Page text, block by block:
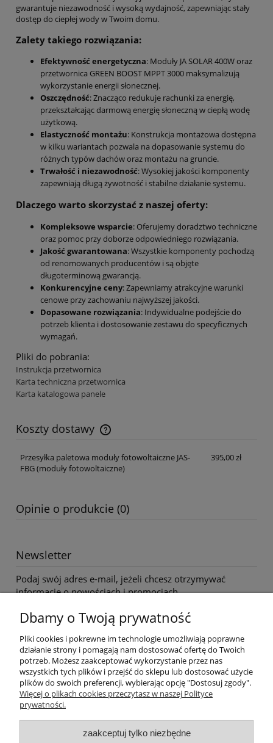
gwarantuje niezawodność i wysoką wydajność, zapewniając stały
dostęp do ciepłej wody w Twoim domu.
Zalety takiego rozwiązania:
Efektywność energetyczna: Moduły JA SOLAR 400W oraz
przetwornica GREEN BOOST MPPT 3000 maksymalizują
wykorzystanie energii słonecznej.
Oszczędność: Znacząco redukuje rachunki za energię,
przekształcając darmową energię słoneczną w ciepłą wodę
użytkową.
Elastyczność montażu: Konstrukcja montażowa dostępna
w kilku wariantach pozwala na dopasowanie systemu do
różnych typów dachów oraz montażu na gruncie.
Trwałość i niezawodność: Wysokiej jakości komponenty
zapewniają długą żywotność i stabilne działanie systemu.
Dlaczego warto skorzystać z naszej oferty:
Kompleksowe wsparcie: Oferujemy doradztwo techniczne
oraz pomoc przy doborze odpowiedniego rozwiązania.
Jakość gwarantowana: Wszystkie komponenty pochodzą
od renomowanych producentów i są objęte
długoterminową gwarancją.
Konkurencyjne ceny: Zapewniamy atrakcyjne warunki
cenowe przy zachowaniu najwyższej jakości.
Dopasowane rozwiązania: Indywidualne podejście do
potrzeb klienta i dostosowanie zestawu do specyficznych
wymagań.
Pliki do pobrania:
Instrukcja przetwornica
Karta techniczna przetwornica
Karta katalogowa panele
Koszty dostawy
Cena nie zawiera ewentualnych kosztów płatności
Przesyłka paletowa moduły fotowoltaiczne JAS-
FBG(moduły fotowoltaiczne)
395,00 zł
Opinie o produkcie (0)
Newsletter
Podaj swój adres e-mail, jeżeli chcesz otrzymywać
informacje o nowościach i promocjach.
Twoje dane będą przetwarzane zgodnie z nasząpolityką
prywatności
Pomoc
Moje konto
Dbamy o Twoją prywatność
Pliki cookies i pokrewne im technologie umożliwiają poprawne
działanie strony i pomagają nam dostosować ofertę do Twoich
potrzeb. Możesz zaakceptować wykorzystanie przez nas
wszystkich tych plików i przejść do sklepu lub dostosować użycie
plików do swoich preferencji, wybierając opcję "Dostosuj zgody".
Więcej o plikach cookies przeczytasz w naszej Polityce
prywatności.
zaakceptuj tylko niezbędne